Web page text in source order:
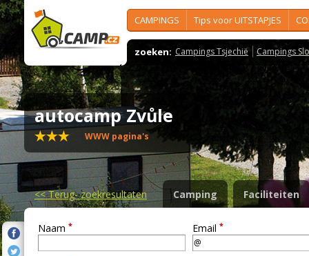
CAMPINGS Tips voor UITSTAPJES
zoeken: Campings Tsjechië Campings
autocamp Zvůle
WWW pagina's
<<Terug- zoekresultaten Camping Faciliteiten
Naam * Email *